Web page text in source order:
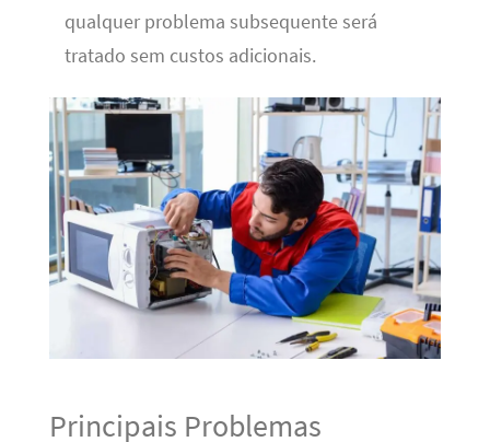
qualquer problema subsequente será
tratado sem custos adicionais.
Principais Problemas